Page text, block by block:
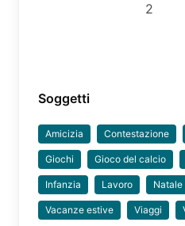
2
Soggetti
Amicizia Contestazione
Giochi Gioco del calcio
Infanzia Lavoro Natale
Vacanze estive Viaggi